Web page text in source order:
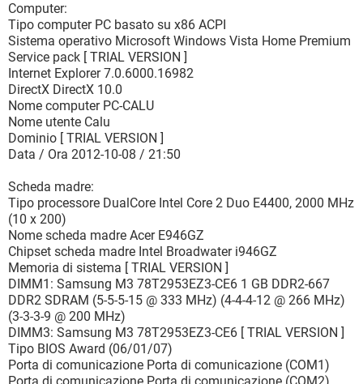
Computer:
Tipo computer PC basato su x86 ACPI
Sistema operativo Microsoft Windows Vista Home Premium
Service pack [ TRIAL VERSION ]
Internet Explorer 7.0.6000.16982
DirectX DirectX 10.0
Nome computer PC-CALU
Nome utente Calu
Dominio [ TRIAL VERSION ]
Data / Ora 2012-10-08 / 21:50
Scheda madre:
Tipo processore DualCore Intel Core 2 Duo E4400, 2000 MHz
(10 x 200)
Nome scheda madre Acer E946GZ
Chipset scheda madre Intel Broadwater i946GZ
Memoria di sistema [ TRIAL VERSION ]
DIMM1: Samsung M3 78T2953EZ3-CE6 1 GB DDR2-667
DDR2 SDRAM (5-5-5-15 @ 333 MHz) (4-4-4-12 @ 266 MHz)
(3-3-3-9 @ 200 MHz)
DIMM3: Samsung M3 78T2953EZ3-CE6 [ TRIAL VERSION ]
Tipo BIOS Award (06/01/07)
Porta di comunicazione Porta di comunicazione (COM1)